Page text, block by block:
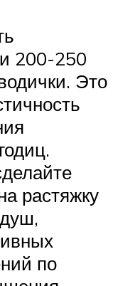
200-250
Это
растяжку
по